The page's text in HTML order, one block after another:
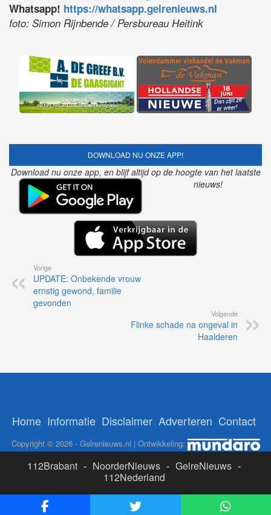
Whatsapp! https://whatsapp.gelrenieuws.nl
foto: Simon Rijnbende / Persbureau Heitink
DOWNLOAD NU ONZE APP!
Download nu onze app, en blijf altijd op de hoogte van het laatste
nieuws!
Vorige
UPDATE: Onbekende vrouw
ernstig gewond, familie
gevonden
Volgende
Flinke schade na ongeval in
Haalderen
Home Informatie Disclaimer Adverteren Contact
Copyright © 2026 - Gelrenieuws.nl | Ontwikkeling:
112Brabant - NoorderNieuws - GelreNieuws -
112Nederland
ADS: